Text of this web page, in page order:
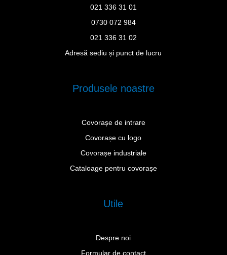
021 336 31 01
0730 072 984
021 336 31 02
Adresă sediu și punct de lucru
Produsele noastre
Covorașe de intrare
Covorașe cu logo
Covorașe industriale
Cataloage pentru covorașe
Utile
Despre noi
Formular de contact